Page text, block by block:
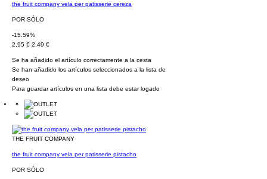
the fruit company vela per patisserie cereza
POR SÓLO
-15.59%
2,95 € 2,49 €
Se ha añadido el artículo correctamente a la cesta
Se han añadido los artículos seleccionados a la lista de
deseo
Para guardar artículos en una lista debe estar logado
THE FRUIT COMPANY
the fruit company vela per patisserie pistacho
POR SÓLO